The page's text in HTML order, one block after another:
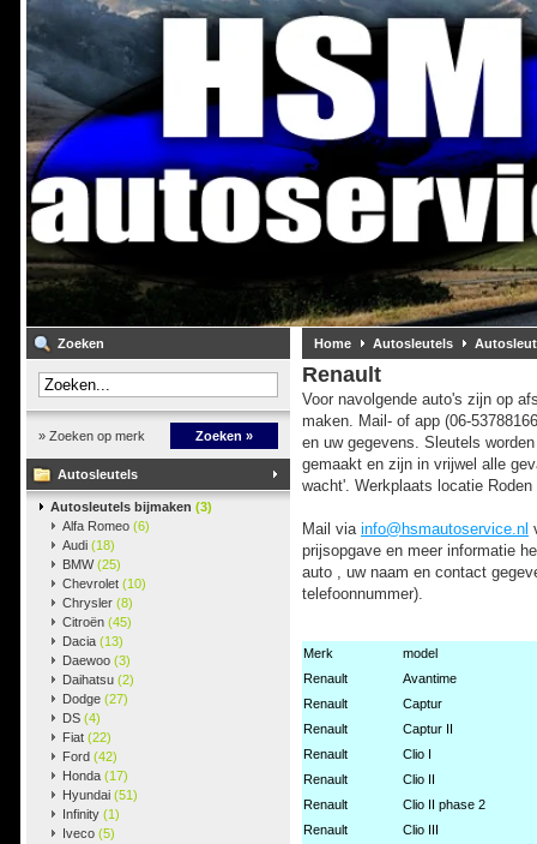
Zoeken
» Zoeken op merk Zoeken »
Autosleutels
Autosleutels bijmaken (3)
Alfa Romeo (6)
Audi (18)
BMW(25)
Chevrolet (10)
Chrysler (8)
Citroën (45)
Dacia (13)
Daewoo (3)
Daihatsu (2)
Dodge (27)
DS (4)
Fiat (22)
Ford (42)
Honda (17)
Hyundai (51)
Infinity (1)
Iveco (5)
Home Autosleutels
Renault
Voor navolgende auto's zijn op
maken. Mail- of app (06-
en uw gegevens. Sleutels
gemaakt en zijn in vrijwel alle
wacht'. Werkplaats locatie Roden
Mail via info@hsmautoservice.nl
prijsopgave en meer informatie
auto , uw naam en contact
telefoonnummer).
Merk
model
Renault
Avantime
Renault
Captur
Renault
Captur II
Renault
Clio I
Renault
Clio II
Renault
Clio II phase 2
Renault
Clio III